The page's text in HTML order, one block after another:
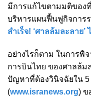
มีการแก้ไขตามมติของ
บริหารแผนฟื้นฟูกิจการร
สำเร็จ! ‘ศาลล้มละลาย
อย่างไรก็ตาม ในการ
การบินไทย ของศาลล้ม
ปัญหาที่ต้องวินิจฉัยใน 5
(www.isranews.org) ข